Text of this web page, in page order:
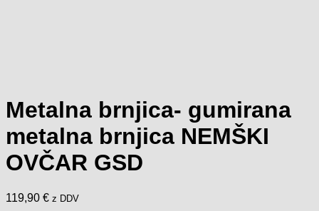
Metalna brnjica- gumirana
metalna brnjica NEMŠKI
OVČAR GSD
119,90 € z DDV